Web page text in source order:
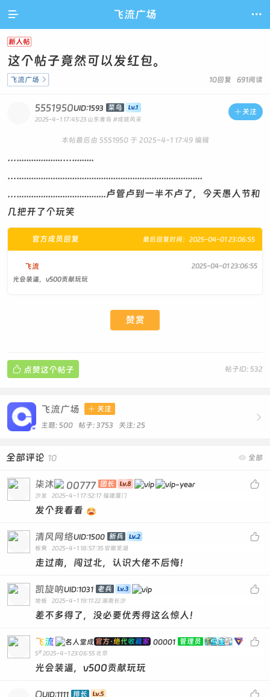
 飞流广场 
新人帖
这个帖子竟然可以发红包。
10回复 691阅读
飞流广场 
 关注
5551950UID:1593 菜鸟
2025-4-1 17:45:23 山东青岛 #成就风采
本帖最后由 5551950 于 2025-4-1 17:49 编辑
…...................….........
….............................................................................
….....................................卢管卢到一半不卢了，今天愚人节和
几把开了个玩笑
最后回复时间：2025-04-01 23:06:55
官方成员回复
飞流
2025-04-01 23:06:55
光会装逼，v500贡献玩玩
赞赏
帖子ID: 532
 点赞这个帖子

飞流广场  关注
主题: 500 帖子: 3753 关注: 25
 全部
全部评论 10

柒沐 00777 团长
沙发 2025-4-1 17:52:17 福建厦门
发个我看看

清风网络UID:1500 新兵
板凳 2025-4-1 18:57:35 安徽芜湖
走过南，闯过北，认识大佬不后悔！

凯旋呐UID:1031 老兵
地板 2025-4-1 19:11:22 湖南长沙
差不多得了，没必要优秀得这么惊人！

飞流 官方·绝代收藏家 00001 管理员
5# 2025-4-1 23:06:55 北京
光会装逼，v500贡献玩玩

OUID:1111 排长